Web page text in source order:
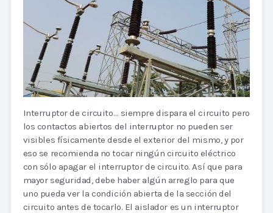
Interruptor de circuito… siempre dispara el circuito pero
los contactos abiertos del interruptor no pueden ser
visibles físicamente desde el exterior del mismo, y por
eso se recomienda no tocar ningún circuito eléctrico
con sólo apagar el interruptor de circuito. Así que para
mayor seguridad, debe haber algún arreglo para que
uno pueda ver la condición abierta de la sección del
circuito antes de tocarlo. El aislador es un interruptor